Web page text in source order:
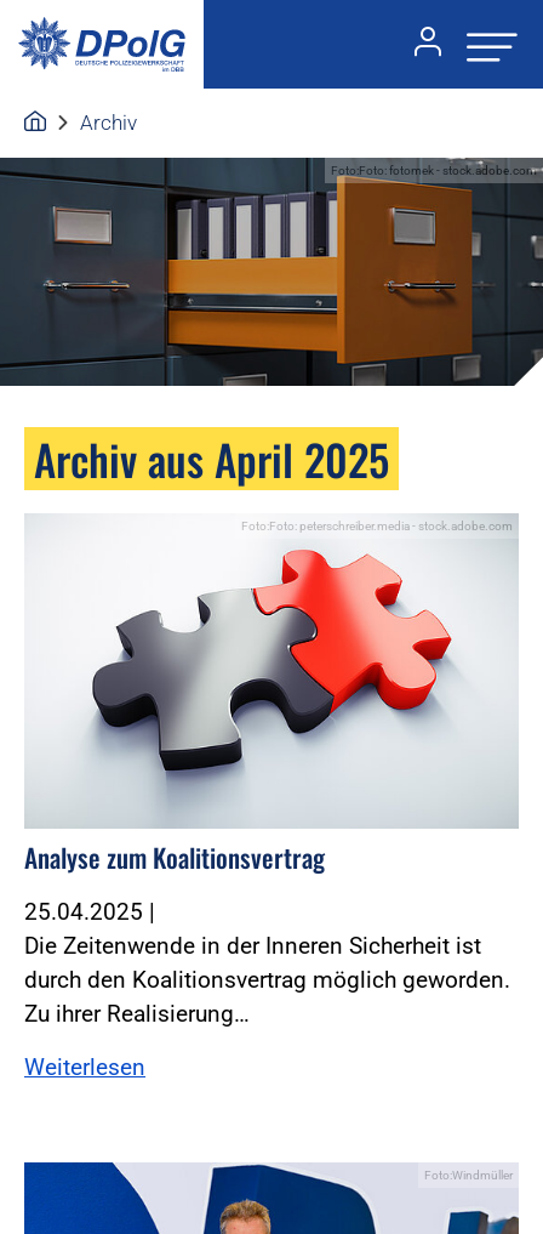
Archiv
Foto:Foto: fotomek - stock.adobe.com
Archiv aus April 2025
Foto:Foto: peterschreiber.media - stock.adobe.com
Analyse zum Koalitionsvertrag
25.04.2025 |
Die Zeitenwende in der Inneren Sicherheit ist
durch den Koalitionsvertrag möglich geworden.
Zu ihrer Realisierung…
Weiterlesen
Foto:Windmüller